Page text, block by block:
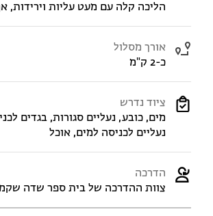
הליכה קלה עם מעט עליות וירידות,
אורך מסלול
כ-2 ק"מ
ציוד נדרש
מים, כובע, נעליים סגורות, בגדים
נעליים לכניסה למים, אוכל
הדרכה
צוות ההדרכה של בית ספר שדה